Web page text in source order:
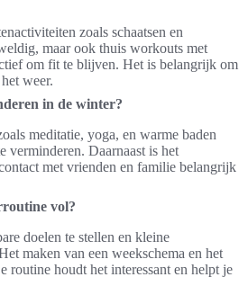
zoals schaatsen en
maar ook thuis workouts met
om fit te blijven. Het is belangrijk om
weer.
in de winter?
meditatie, yoga, en warme baden
verminderen. Daarnaast is het
met vrienden en familie belangrijk
vol?
doelen te stellen en kleine
maken van een weekschema en het
routine houdt het interessant en helpt je